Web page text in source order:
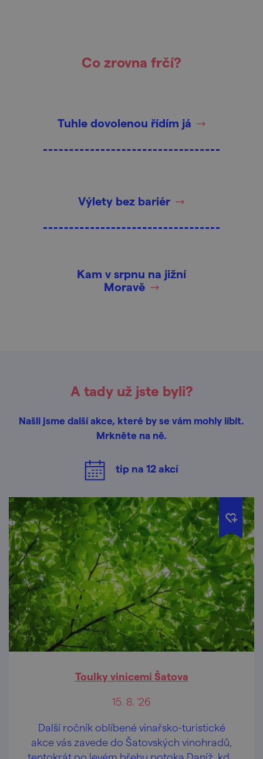
Co zrovna frčí?
Tuhle dovolenou řídím já
Výlety bez bariér
Kam v srpnu na jižní
Moravě
A tady už jste byli?
Našli jsme další akce, které by se vám mohly líbit.
Mrkněte na ně.
tip na 12akcí
Toulky vinicemi Šatova
15. 8. '26
Další ročník oblíbené vinařsko-turistické
akce vás zavede do Šatovských vinohradů,
tentokrát po levém břehu potoka Daníž, kde